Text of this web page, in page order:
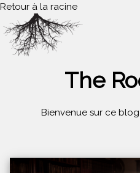
Retour à la racine
The
Bienvenue sur ce